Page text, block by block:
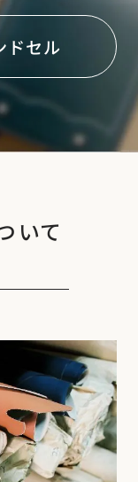
ドセル
いて